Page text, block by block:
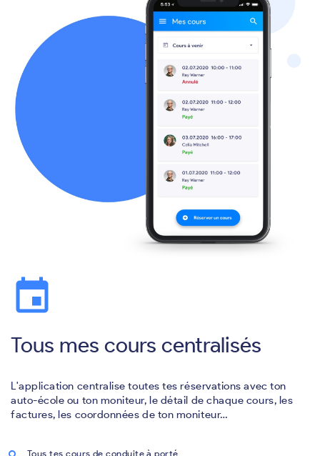
event
Tous mes cours centralisés
L'application centralise toutes tes réservations avec ton
auto-école ou ton moniteur, le détail de chaque cours, les
factures, les coordonnées de ton moniteur…
Tous tes cours de conduite à porté